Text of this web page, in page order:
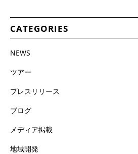
CATEGORIES
NEWS
ツアー
プレスリリース
ブログ
メディア掲載
地域開発